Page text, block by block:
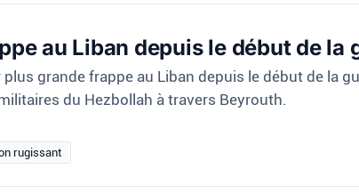
au Liban depuis le début de la
grande frappe au Liban depuis le début de la
du Hezbollah à travers Beyrouth.
rugissant